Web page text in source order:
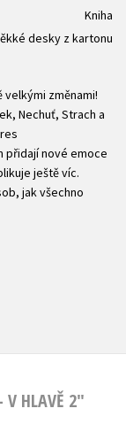
Kniha
desky z kartonu
změnami!
Nechuť, Strach a
přidají nové emoce
ještě víc.
jak všechno
V HLAVĚ 2"